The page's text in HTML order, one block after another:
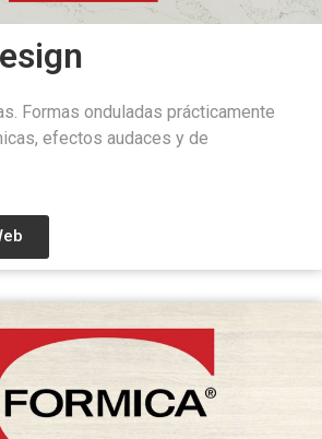
Formas onduladas prácticamente
efectos audaces y de